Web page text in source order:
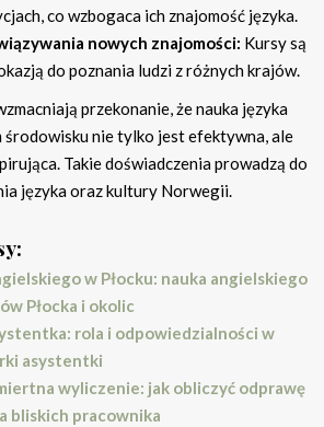
co wzbogaca ich znajomość języka.
nowych znajomości: Kursy są
do poznania ludzi z różnych krajów.
przekonanie, że nauka języka
środowisku nie tylko jest efektywna, ale
Takie doświadczenia prowadzą do
języka oraz kultury Norwegii.
w Płocku: nauka angielskiego
Płocka i okolic
rola i odpowiedzialności w
asystentki
wyliczenie: jak obliczyć odprawę
bliskich pracownika